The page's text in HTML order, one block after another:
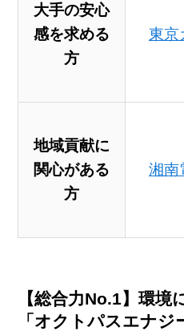
大手の安心
感を求める
方
東京
地域貢献に
関心がある
方
湘南
【総合力No.1】環
「オクトパスエナジ